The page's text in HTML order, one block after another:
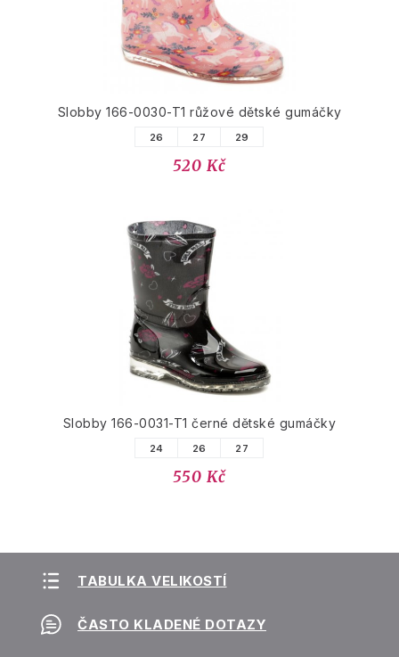
Slobby 166-0030-T1 růžové dětské gumáčky
26 27 29
520 Kč
Slobby 166-0031-T1 černé dětské gumáčky
24 26 27
550 Kč
TABULKA VELIKOSTÍ
ČASTO KLADENÉ DOTAZY